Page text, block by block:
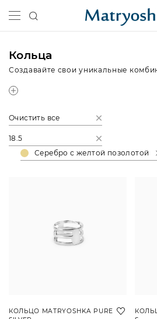
Кольца
Создавайте свои уникальные
Очистить все
18.5
Серебро с желтой позолотой
КОЛЬЦО MATRYOSHKA PURE